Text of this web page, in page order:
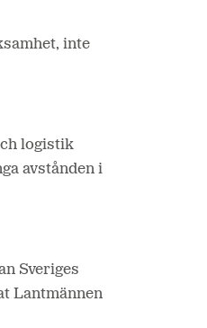
inte
logistik
avstånden i
Sveriges
Lantmännen